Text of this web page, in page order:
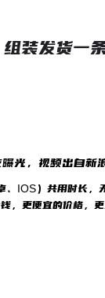
装发货一
光，视频出自新
IOS）共用时长
，更便宜的价格，